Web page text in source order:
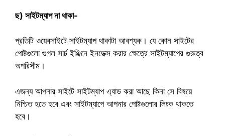
ছ) সাইটম্যাপ না থাকা-
প্রতিটি ওয়েবসাইটে সাইটম্যাপ থাকাটা আবশ্যক। যে কোন সাইটের
পোষ্টগুলো গুগল সার্চ ইঞ্জিনে ইনডেক্স করার ক্ষেত্রে সাইটম্যাপের গুরুত্ব
অপরিসীম।
এজন্য আপনার সাইটে সাইটম্যাপ এ্যাড করা আছে কিনা সে বিষয়ে
নিশ্চিত হতে হবে এবং সাইটম্যাপে আপনার পোষ্টগুলোর লিংক থাকতে
হবে।